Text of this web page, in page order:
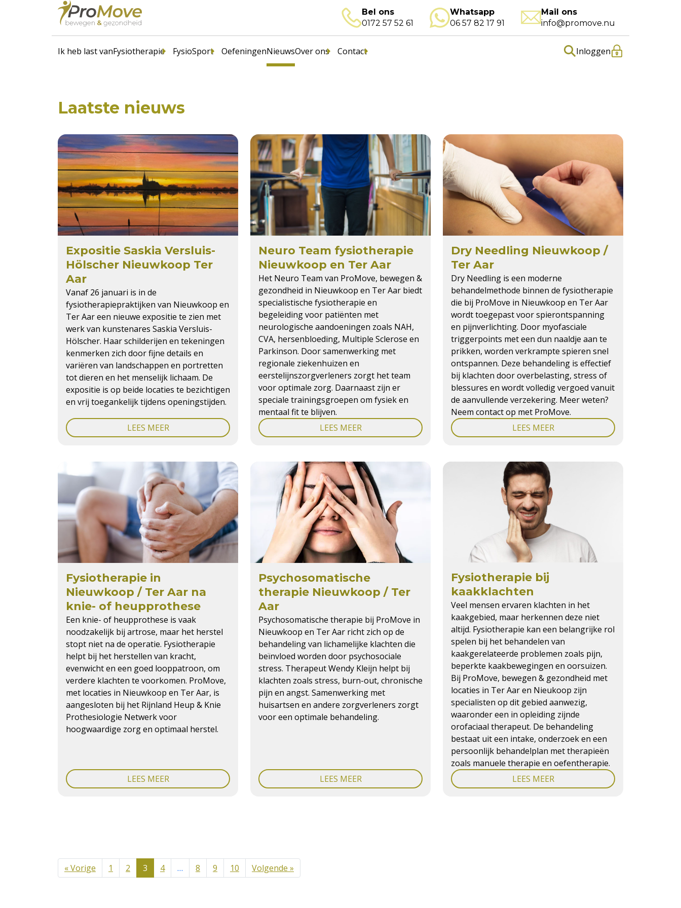
Bel ons
0172 57 52 61
Whatsapp
06 57 82 17 91
Mail ons
info@promove.nu
Ik heb last vanFysiotherapie FysioSport OefeningenNieuwsOver ons Contact Inloggen
Laatste nieuws
Expositie Saskia Versluis-
Hölscher Nieuwkoop Ter
Aar
Vanaf 26 januari is in de
fysiotherapiepraktijken van Nieuwkoop en
Ter Aar een nieuwe expositie te zien met
werk van kunstenares Saskia Versluis-
Hölscher. Haar schilderijen en tekeningen
kenmerken zich door fijne details en
variëren van landschappen en portretten
tot dieren en het menselijk lichaam. De
expositie is op beide locaties te bezichtigen
en vrij toegankelijk tijdens openingstijden.
LEES MEER
Neuro Team fysiotherapie
Nieuwkoop en Ter Aar
Het Neuro Team van ProMove, bewegen &
gezondheid in Nieuwkoop en Ter Aar biedt
specialistische fysiotherapie en
begeleiding voor patiënten met
neurologische aandoeningen zoals NAH,
CVA, hersenbloeding, Multiple Sclerose en
Parkinson. Door samenwerking met
regionale ziekenhuizen en
eerstelijnszorgverleners zorgt het team
voor optimale zorg. Daarnaast zijn er
speciale trainingsgroepen om fysiek en
mentaal fit te blijven.
LEES MEER
Dry Needling Nieuwkoop /
Ter Aar
Dry Needling is een moderne
behandelmethode binnen de fysiotherapie
die bij ProMove in Nieuwkoop en Ter Aar
wordt toegepast voor spierontspanning
en pijnverlichting. Door myofasciale
triggerpoints met een dun naaldje aan te
prikken, worden verkrampte spieren snel
ontspannen. Deze behandeling is effectief
bij klachten door overbelasting, stress of
blessures en wordt volledig vergoed vanuit
de aanvullende verzekering. Meer weten?
Neem contact op met ProMove.
LEES MEER
Fysiotherapie in
Nieuwkoop / Ter Aar na
knie- of heupprothese
Een knie- of heupprothese is vaak
noodzakelijk bij artrose, maar het herstel
stopt niet na de operatie. Fysiotherapie
helpt bij het herstellen van kracht,
evenwicht en een goed looppatroon, om
verdere klachten te voorkomen. ProMove,
met locaties in Nieuwkoop en Ter Aar, is
aangesloten bij het Rijnland Heup & Knie
Prothesiologie Netwerk voor
hoogwaardige zorg en optimaal herstel.
LEES MEER
Psychosomatische
therapie Nieuwkoop / Ter
Aar
Psychosomatische therapie bij ProMove in
Nieuwkoop en Ter Aar richt zich op de
behandeling van lichamelijke klachten die
beïnvloed worden door psychosociale
stress. Therapeut Wendy Kleijn helpt bij
klachten zoals stress, burn-out, chronische
pijn en angst. Samenwerking met
huisartsen en andere zorgverleners zorgt
voor een optimale behandeling.
LEES MEER
Fysiotherapie bij
kaakklachten
Veel mensen ervaren klachten in het
kaakgebied, maar herkennen deze niet
altijd. Fysiotherapie kan een belangrijke rol
spelen bij het behandelen van
kaakgerelateerde problemen zoals pijn,
beperkte kaakbewegingen en oorsuizen.
Bij ProMove, bewegen & gezondheid met
locaties in Ter Aar en Nieukoop zijn
specialisten op dit gebied aanwezig,
waaronder een in opleiding zijnde
orofaciaal therapeut. De behandeling
bestaat uit een intake, onderzoek en een
persoonlijk behandelplan met therapieën
zoals manuele therapie en oefentherapie.
LEES MEER
« Vorige 1 2 3 4 … 8 9 10 Volgende »